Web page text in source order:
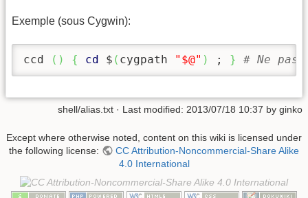
Exemple (sous Cygwin):
ccd ( ) { cd $ ( cygpath "$@" ) ; } # Ne
shell/alias.txt · Last modified: 2013/07/18 10:37 by ginko
Except where otherwise noted, content on this wiki is licensed under
the following license:
CC Attribution-Noncommercial-Share Alike
4.0 International